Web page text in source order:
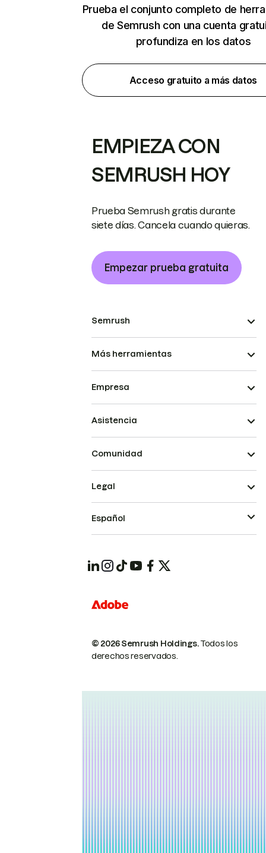
Prueba el conjunto completo de
de Semrush con una cuenta
profundiza en los datos
Acceso gratuito a más datos
EMPIEZA CON
SEMRUSH HOY
Prueba Semrush gratis durante
siete días. Cancela cuando quieras.
Empezar prueba gratuita
Semrush
Más herramientas
Empresa
Asistencia
Comunidad
© 2026 Semrush Holdings.Todos los
derechos reservados.
Legal
Español